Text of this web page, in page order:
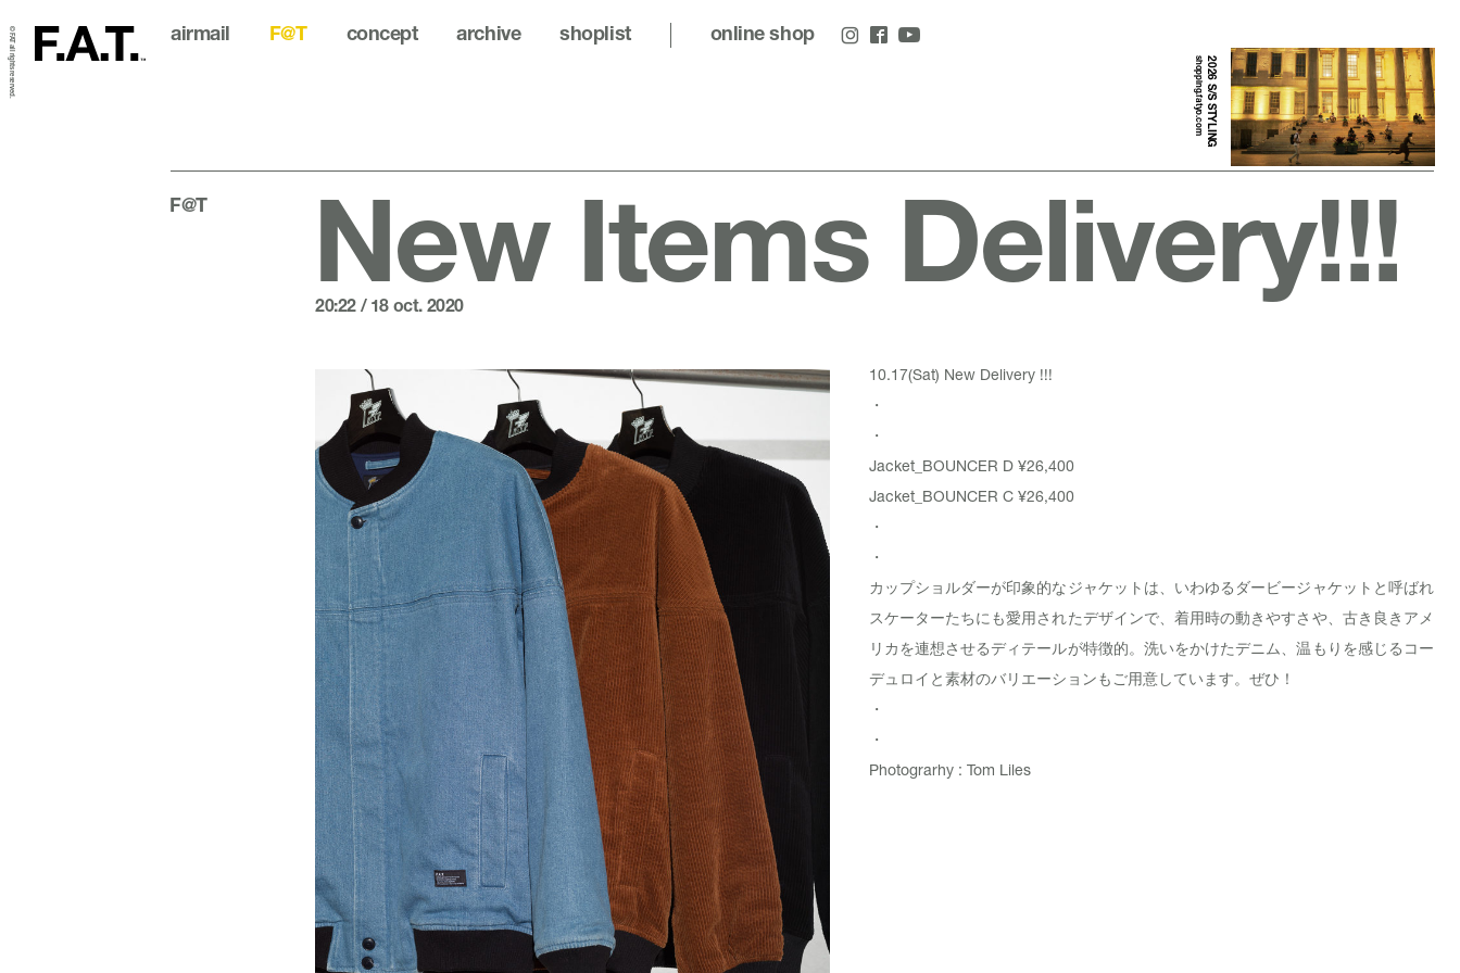
2026 S/S STYLING
shopping.fatyo.com
airmail F@T concept archive shoplist online shop
© FAT all rights reserved.
F@T New Items Delivery!!!
20:22 / 18 oct. 2020
10.17(Sat) New Delivery !!!
・
・
Jacket_ BOUNCER D¥26,400
Jacket_ BOUNCER C¥26,400
・
・
カップショルダーが印象的なジャケットは、いわゆるダービージャケットと呼ばれ
スケーターたちにも愛用されたデザインで、着用時の動きやすさや、古き良きアメ
リカを連想させるディテールが特徴的。洗いをかけたデニム、温もりを感じるコー
デュロイと素材のバリエーションもご用意しています。ぜひ！
・
・
Photograrhy : Tom Liles